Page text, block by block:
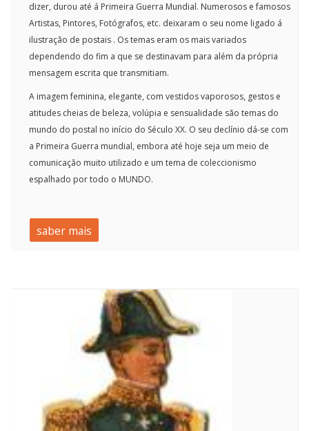
dizer, durou até á Primeira Guerra Mundial. Numerosos e famosos
Artistas, Pintores, Fotógrafos, etc. deixaram o seu nome ligado á
ilustração de postais . Os temas eram os mais variados
dependendo do fim a que se destinavam para além da própria
mensagem escrita que transmitiam.
A imagem feminina, elegante, com vestidos vaporosos, gestos e
atitudes cheias de beleza, volúpia e sensualidade são temas do
mundo do postal no início do Século XX. O seu declínio dá-se com
a Primeira Guerra mundial, embora até hoje seja um meio de
comunicação muito utilizado e um tema de coleccionismo
espalhado por todo o MUNDO.
saber mais